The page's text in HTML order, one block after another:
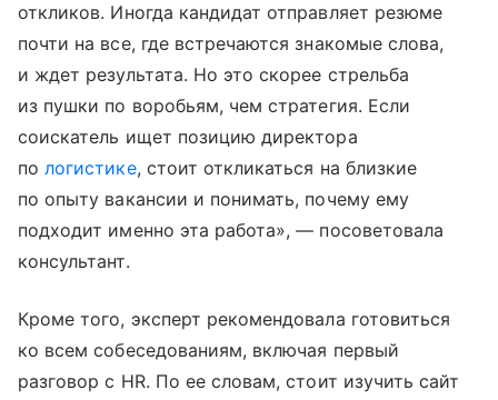
откликов. Иногда кандидат отправляет резюме
почти на все, где встречаются знакомые слова,
и ждет результата. Но это скорее стрельба
из пушки по воробьям, чем стратегия. Если
соискатель ищет позицию директора
пологистике, стоит откликаться на близкие
по опыту вакансии и понимать, почему ему
подходит именно эта работа», — посоветовала
консультант.
Кроме того, эксперт рекомендовала готовиться
ко всем собеседованиям, включая первый
разговор с HR. По ее словам, стоит изучить сайт